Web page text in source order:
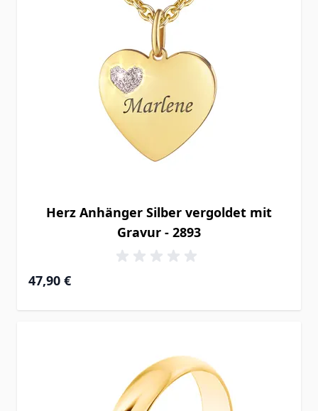
Herz Anhänger Silber vergoldet mit
Gravur - 2893
47,90 €